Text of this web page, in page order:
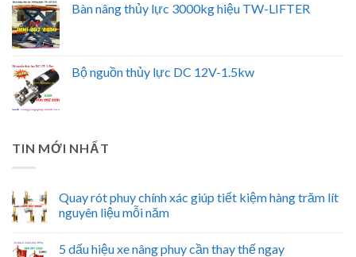
Bàn nâng thủy lực 3000kg hiệu TW-LIFTER
Bộ nguồn thủy lực DC 12V-1.5kw
TIN MỚI NHẤT
Quay rót phuy chính xác giúp tiết kiệm hàng trăm lít
nguyên liệu mỗi năm
5 dấu hiệu xe nâng phuy cần thay thế ngay